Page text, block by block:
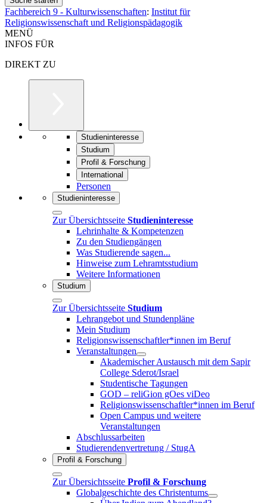
Fachbereich 9 - Kulturwissenschaften: Institut für
Religionswissenschaft und Religionspädagogik
MENÜ
INFOS FÜR
DIREKT ZU
Studieninteresse
Studium
Profil & Forschung
International
Personen
Studieninteresse
Zur Übersichtsseite Studieninteresse
Lehrinhalte & Kompetenzen
Zu den Studiengängen
Was Studierende sagen...
Hinweise zum Lehramtsstudium
Weitere Informationen
Studium
Zur Übersichtsseite Studium
Lehrangebot und Stundenpläne
Mein Studium
Religionswissenschaftler*innen im Beruf
Veranstaltungen
Akademischer Austausch mit dem Sapir
College Sderot/Israel
Studentische Tagungen
GOD – reliGion gOes viDeo
Religionswissenschaftler*innen im Beruf
Open Campus und weitere
Veranstaltungen
Abschlussarbeiten
Studierendenvertretung / StugA
Profil & Forschung
Zur Übersichtsseite Profil & Forschung
Globalgeschichte des Christentums